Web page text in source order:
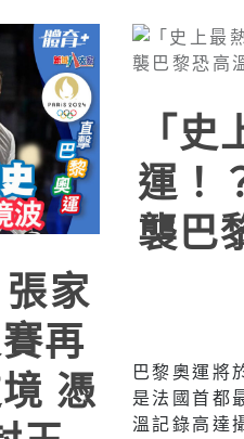
家
再
憑
「
運！
襲巴
巴黎奧運將
是法國首都
溫記錄高達